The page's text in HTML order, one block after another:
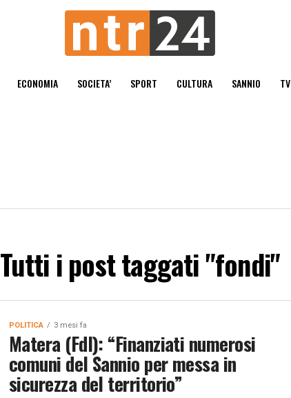
ECONOMIA SOCIETA’ SPORT CULTURA SANNIO TV
Tutti i post taggati "fondi"
POLITICA 3 mesi fa
Matera (FdI): “Finanziati numerosi
comuni del Sannio per messa in
sicurezza del territorio”